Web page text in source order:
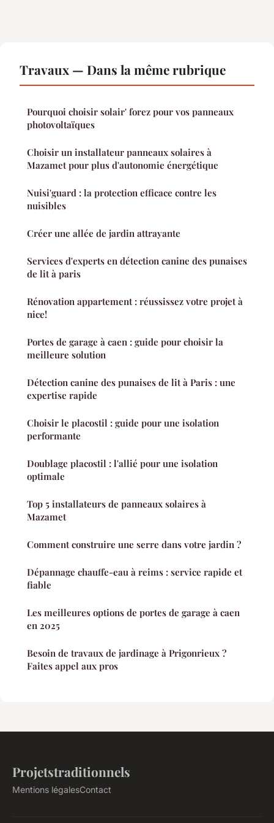
Travaux — Dans la même rubrique
Pourquoi choisir solair' forez pour vos panneaux
photovoltaïques
Choisir un installateur panneaux solaires à
Mazamet pour plus d'autonomie énergétique
Nuisi'guard : la protection efficace contre les
nuisibles
Créer une allée de jardin attrayante
Services d'experts en détection canine des punaises
de lit à paris
Rénovation appartement : réussissez votre projet à
nice!
Portes de garage à caen : guide pour choisir la
meilleure solution
Détection canine des punaises de lit à Paris : une
expertise rapide
Choisir le placostil : guide pour une isolation
performante
Doublage placostil : l'allié pour une isolation
optimale
Top 5 installateurs de panneaux solaires à
Mazamet
Comment construire une serre dans votre jardin ?
Dépannage chauffe-eau à reims : service rapide et
fiable
Les meilleures options de portes de garage à caen
en 2025
Besoin de travaux de jardinage à Prigonrieux ?
Faites appel aux pros
Projetstraditionnels
Mentions légalesContact